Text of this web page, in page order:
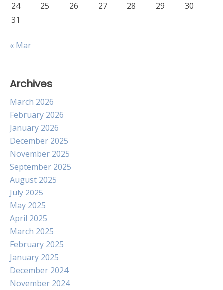
24
25 26 27 28 29
30
31
« Mar
Archives
March 2026
February 2026
January 2026
December 2025
November 2025
September 2025
August 2025
July 2025
May 2025
April 2025
March 2025
February 2025
January 2025
December 2024
November 2024